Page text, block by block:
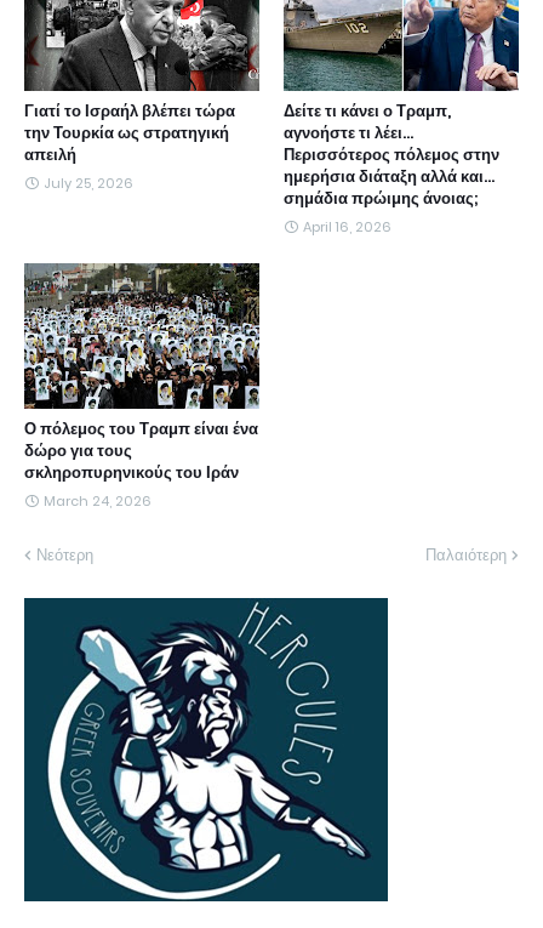
Γιατί το Ισραήλ βλέπει τώρα
την Τουρκία ως στρατηγική
απειλή
July 25, 2026
Δείτε τι κάνει ο Τραμπ,
αγνοήστε τι λέει...
Περισσότερος πόλεμος στην
ημερήσια διάταξη αλλά και...
σημάδια πρώιμης άνοιας;
April 16, 2026
Ο πόλεμος του Τραμπ είναι ένα
δώρο για τους
σκληροπυρηνικούς του Ιράν
March 24, 2026
Νεότερη Παλαιότερη